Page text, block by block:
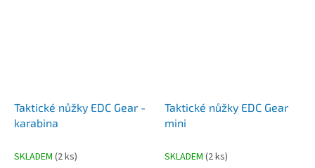
Taktické nůžky EDC Gear -
karabina
SKLADEM (2 ks)
Taktické nůžky EDC Gear
mini
SKLADEM (2 ks)